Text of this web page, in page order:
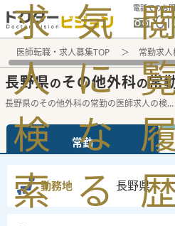
電話でのお
求
人
検
索
気
に
な
る
医師転職・求人募集TOP 常勤求人
長野県のその他外科の常
長野県のその他外科の常勤の医師求人の検...
常勤
勤務地 長野県